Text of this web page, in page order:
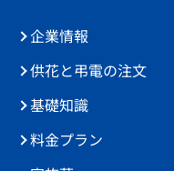
企業情報
供花と弔電の注文
基礎知識
料金プラン